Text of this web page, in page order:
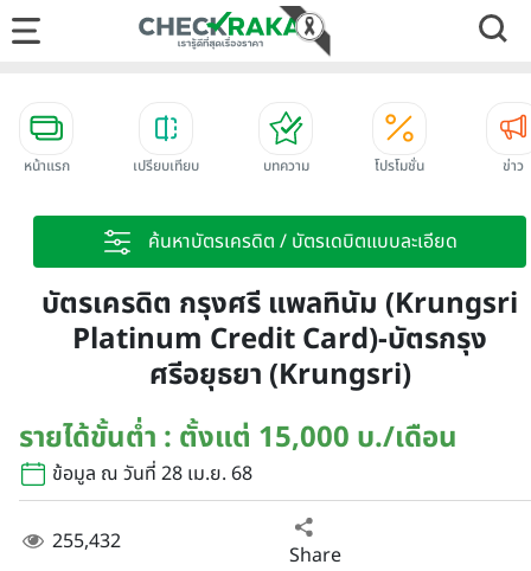
หน้าแรก เปรียบเทียบ บทความ โปรโมชั่น ข่าว
ค้นหาบัตรเครดิต / บัตรเดบิตแบบละเอียด
บัตรเครดิต กรุงศรี แพลทินัม (Krungsri
Platinum Credit Card)-บัตรกรุง
ศรีอยุธยา (Krungsri)
รายได้ขั้นต่ำ : ตั้งแต่ 15,000 บ./เดือน
ข้อมูล ณ วันที่ 28 เม.ย. 68
255,432 Share